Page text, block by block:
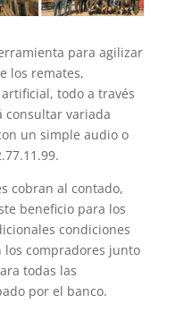
para agilizar
los remates,
todo a través
consultar variada
un simple audio o
cobran al contado,
beneficio para los
condiciones
los compradores junto
todas las
por el banco.